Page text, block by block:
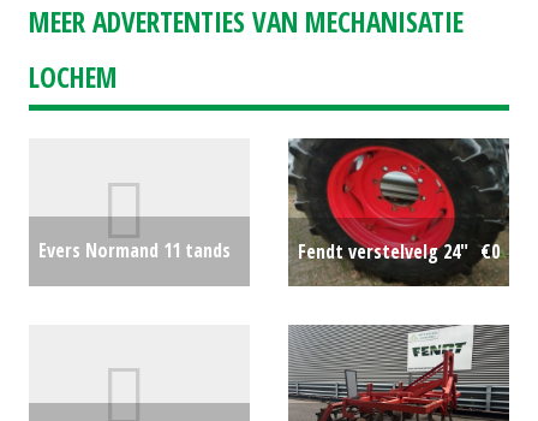
MEER ADVERTENTIES VAN MECHANISATIE
LOCHEM
Evers Normand 11 tands
Fendt verstelvelg 24" €0